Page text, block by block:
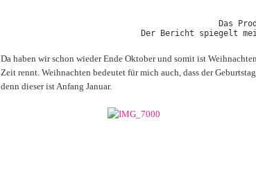
Das
Der Bericht spiegelt
Da haben wir schon wieder Ende Oktober und somit ist
Zeit rennt. Weihnachten bedeutet für mich auch, dass der
denn dieser ist Anfang Januar.